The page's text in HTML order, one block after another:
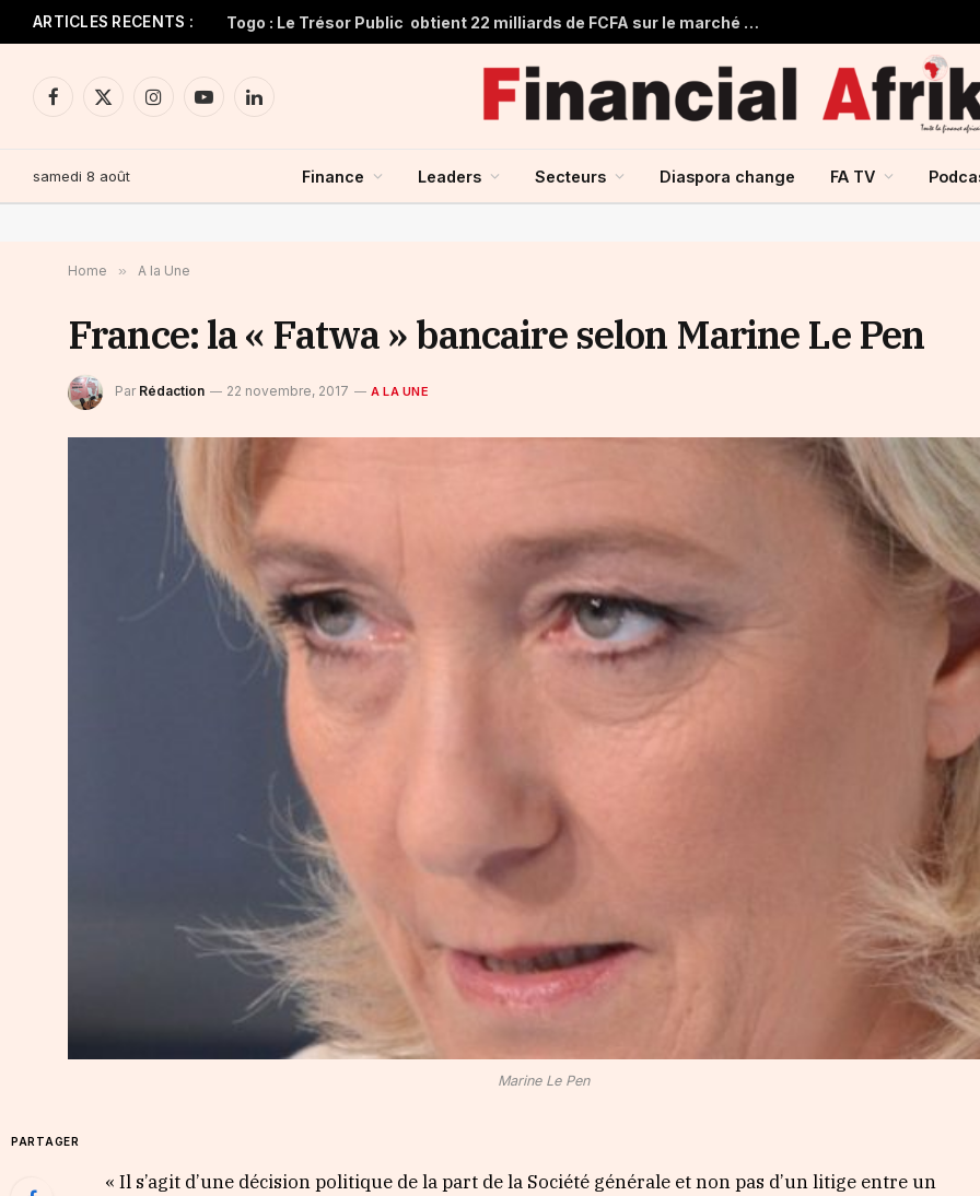
ARTICLES RECENTS : Togo : Le Trésor Public obtient 22 milliards de FCFA sur le marché financier de l’UMOA
Facebook
X
InstagramYouTubeLinkedIn
samedi 8 août Finance Leaders Secteurs Diaspora change FA TV
Home » A la Une
France: la « Fatwa » bancaire selon Marine Le Pen
Par Rédaction 22 novembre, 2017 A LA UNE
Marine Le Pen
PARTAGER
« Il s’agit d’une décision politique de la part de la Société générale et non pas d’un litige entre un